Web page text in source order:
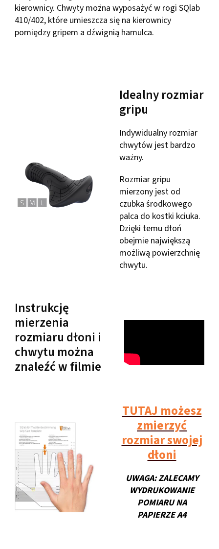
kierownicy. Chwyty można wyposażyć w rogi SQlab
410/402, które umieszcza się na kierownicy
pomiędzy gripem a dźwignią hamulca.
Idealny rozmiar
gripu
Indywidualny rozmiar
chwytów jest bardzo
ważny.
Rozmiar gripu
mierzony jest od
czubka środkowego
palca do kostki kciuka.
Dzięki temu dłoń
obejmie największą
możliwą powierzchnię
chwytu.
Instrukcję
mierzenia
rozmiaru dłoni i
chwytu można
znaleźć w filmie
TUTAJ możesz
zmierzyć
rozmiar swojej
dłoni
UWAGA: ZALECAMY
WYDRUKOWANIE
POMIARU NA
PAPIERZE A4